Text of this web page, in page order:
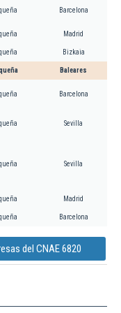
Barcelona
Madrid
Bizkaia
Baleares
Barcelona
Sevilla
Sevilla
Madrid
Barcelona
del CNAE 6820